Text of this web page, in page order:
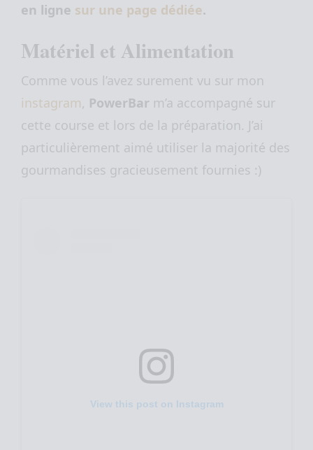
en ligne sur une page dédiée.
Matériel et Alimentation
Comme vous l’avez surement vu sur mon
instagram, PowerBar m’a accompagné sur
cette course et lors de la préparation. J’ai
particulièrement aimé utiliser la majorité des
gourmandises gracieusement fournies :)
View this post on Instagram